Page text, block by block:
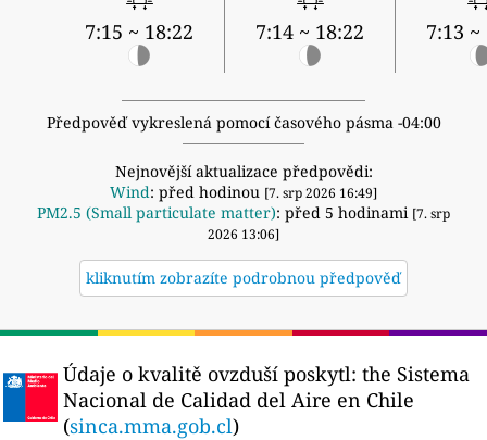
7:15 ~ 18:22 7:14 ~ 18:22 7:13 ~
Předpověď vykreslená pomocí časového pásma -04:00
Nejnovější aktualizace předpovědi:
Wind: před hodinou [7. srp 2026 16:49]
PM2.5 (Small particulate matter): před 5 hodinami [7. srp
2026 13:06]
kliknutím zobrazíte podrobnou předpověď
Údaje o kvalitě ovzduší poskytl: the Sistema
Nacional de Calidad del Aire en Chile
(sinca.mma.gob.cl)